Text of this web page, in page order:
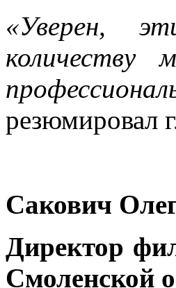
«Уверен,
количеству
резюмировал
Сакович
Директор
Смоленской